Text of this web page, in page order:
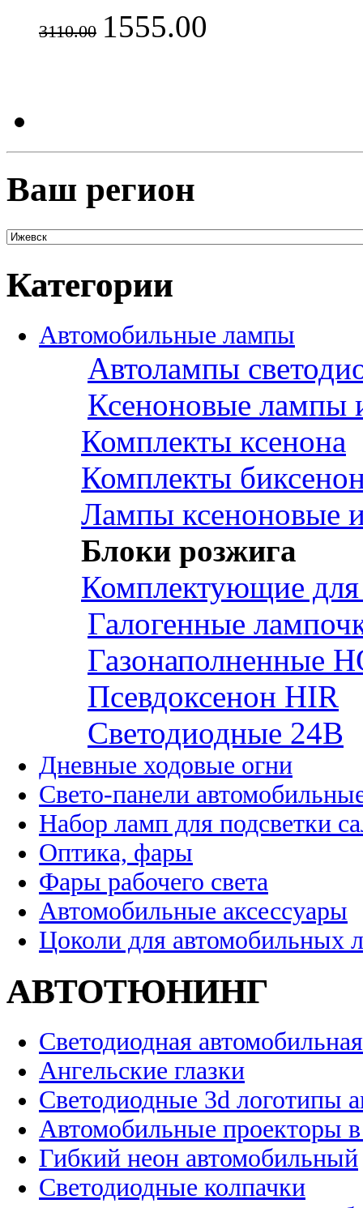
3110.00 1555.00
Ваш регион
Категории
Автомобильные лампы
Автолампы
Ксеноновые лампы
Комплекты ксенона
Комплекты
Лампы ксеноновые
Блоки розжига
Комплектующие для
Галогенные
Газонаполненные
Псевдоксенон HIR
Cветодиодные 24B
Дневные ходовые огни
Свето-панели
Набор ламп для подсветки
Оптика, фары
Фары рабочего света
Автомобильные аксессуары
Цоколи для автомобильных
АВТОТЮНИНГ
Светодиодная
Ангельские глазки
Светодиодные 3d логотипы
Автомобильные проекторы
Гибкий неон автомобильный
Светодиодные колпачки